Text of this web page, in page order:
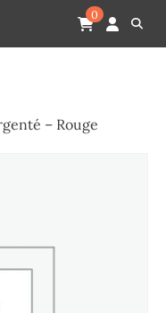
Gardechaux
0
– Rouge